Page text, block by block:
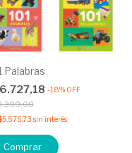
Palabras
-18% OFF
sin interés
Comprar